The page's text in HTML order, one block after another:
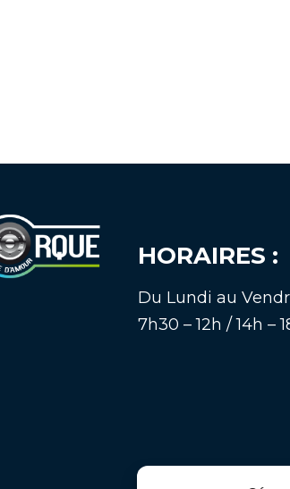
HORAIRES :
Du Lundi au
7h30 – 12h / 14h –